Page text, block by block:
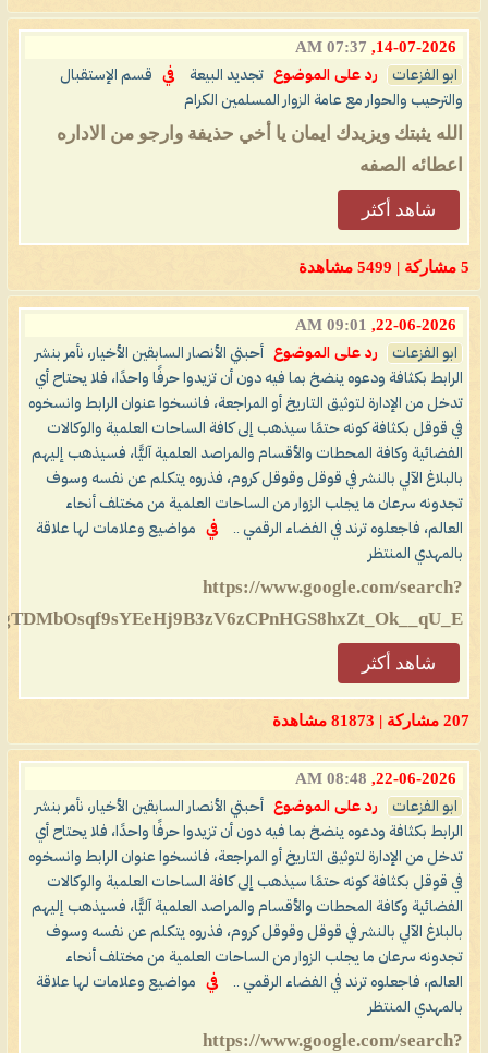
14-07-2026,
07:37 AM
ابو الفزعات رد على الموضوع تجديد البيعة في
قسم الإستقبال
والترحيب والحوار مع عامة الزوار المسلمين الكرام
الله يثبتك ويزيدك ايمان يا أخي حذيفة وارجو من الاداره
اعطائه الصفه
شاهد أكثر
5 مشاركة | 5499 مشاهدة
22-06-2026,
09:01 AM
ابو الفزعات رد على الموضوع
أحبتي الأنصار السابقين الأخيار، نأمر بنشر
الرابط بكثافة ودعوه ينضخ بما فيه دون أن تزيدوا حرفًا واحدًا، فلا يحتاح أي
تدخل من الإدارة لتوثيق التاريخ أو المراجعة، فانسخوا عنوان الرابط وانسخوه
في قوقل بكثافة كونه حتمًا سيذهب إلى كافة الساحات العلمية والوكالات
الفضائية وكافة المحطات والأقسام والمراصد العلمية آليًّا، فسيذهب إليهم
بالبلاغ الآلي بالنشر في قوقل وقوقل كروم، فذروه يتكلم عن نفسه وسوف
تجدونه سرعان ما يجلب الزوار من الساحات العلمية من مختلف أنحاء
العالم، فاجعلوه ترند في الفضاء الرقمي ..
في
مواضيع وعلامات لها علاقة
بالمهدي المنتظر
https://www.google.com/search?
شاهد أكثر
207 مشاركة | 81873 مشاهدة
22-06-2026,
08:48 AM
ابو الفزعات رد على الموضوع
أحبتي الأنصار السابقين الأخيار، نأمر بنشر
الرابط بكثافة ودعوه ينضخ بما فيه دون أن تزيدوا حرفًا واحدًا، فلا يحتاح أي
تدخل من الإدارة لتوثيق التاريخ أو المراجعة، فانسخوا عنوان الرابط وانسخوه
في قوقل بكثافة كونه حتمًا سيذهب إلى كافة الساحات العلمية والوكالات
الفضائية وكافة المحطات والأقسام والمراصد العلمية آليًّا، فسيذهب إليهم
بالبلاغ الآلي بالنشر في قوقل وقوقل كروم، فذروه يتكلم عن نفسه وسوف
تجدونه سرعان ما يجلب الزوار من الساحات العلمية من مختلف أنحاء
العالم، فاجعلوه ترند في الفضاء الرقمي ..
في
مواضيع وعلامات لها علاقة
بالمهدي المنتظر
https://www.google.com/search?